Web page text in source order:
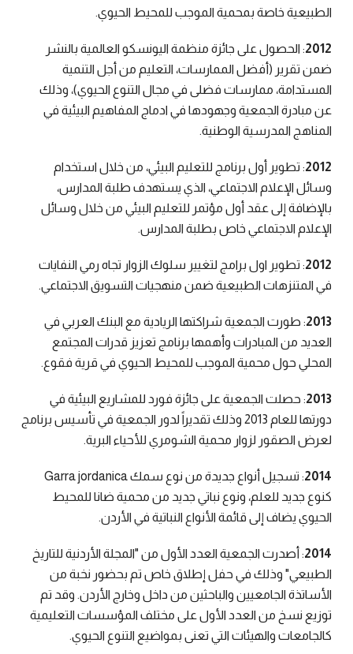
الطبيعية خاصة بمحمية الموجب للمحيط الحيوي.
2012: الحصول على جائزة منظمة اليونسكو العالمية بالنشر
ضمن تقرير (أفضل الممارسات، التعليم من أجل التنمية
المستدامة، ممارسات فضلى في مجال التنوع الحيوي)، وذلك
عن مبادرة الجمعية وجهودها في ادماج المفاهيم البيئية في
المناهج المدرسية الوطنية.
2012: تطوير أول برنامج للتعليم البيئي، من خلال استخدام
وسائل الإعلام الاجتماعي، الذي يستهدف طلبة المدارس،
بالإضافة إلى عقد أول مؤتمر للتعليم البيئي من خلال وسائل
الإعلام الاجتماعي خاص بطلبة المدارس.
2012: تطوير اول برامج لتغيير سلوك الزوار تجاه رمي النفايات
في المتنزهات الطبيعية ضمن منهجيات التسويق الاجتماعي.
2013: طورت الجمعية شراكتها الريادية مع البنك العربي في
العديد من المبادرات وأهمها برنامج تعزيز قدرات المجتمع
المحلي حول محمية الموجب للمحيط الحيوي في قرية فقوع.
2013: حصلت الجمعية على جائزة فورد للمشاريع البيئية في
دورتها للعام 2013 وذلك تقديراً لدور الجمعية في تأسيس برنامج
لعرض الصقور لزوار محمية الشومري للأحياء البرية.
2014
: تسجيل أنواع جديدة من نوع سمك Garra jordanica
كنوع جديد للعلم، ونوع نباتي جديد من محمية ضانا للمحيط
الحيوي يضاف إلى قائمة الأنواع النباتية في الأردن.
2014: أصدرت الجمعية العدد الأول من "المجلة الأردنية للتاريخ
الطبيعي" وذلك في حفل إطلاق خاص تم بحضور نخبة من
الأساتذة الجامعيين والباحثين من داخل وخارج الأردن. وقد تم
توزيع نسخ من العدد الأول على مختلف المؤسسات التعليمية
كالجامعات والهيئات التي تعنى بمواضيع التنوع الحيوي.